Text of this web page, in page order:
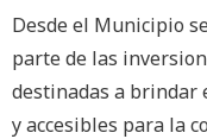
Desde el Municipio
parte de las
destinadas a brindar
y accesibles para la